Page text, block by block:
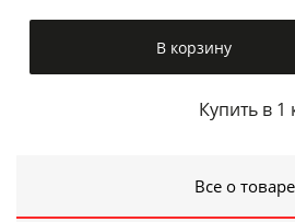
В корзину
Купить в 1
Все о товаре